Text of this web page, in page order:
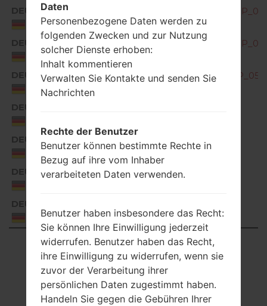
DEU
Germany
DEU
Germany
DEU
Germany
DEU
DEU
Germany
G850EMW30c_00_0908.kdz
DEU
G850EMW30e_00_1103.kdz
DEU
Germany
G850EMW30f_00_0114.kdz
Showing 1 to 50 of 143 entries
Previous 1 2 3
Daten
Personenbezogene Daten werden zu
folgenden Zwecken und zur Nutzung
solcher Dienste erhoben:
Inhalt kommentieren
Verwalten Sie Kontakte und senden Sie
Nachrichten
Rechte der Benutzer
Benutzer können bestimmte Rechte in
Bezug auf ihre vom Inhaber
verarbeiteten Daten verwenden.
Benutzer haben insbesondere das Recht:
Sie können Ihre Einwilligung jederzeit
widerrufen. Benutzer haben das Recht,
ihre Einwilligung zu widerrufen, wenn sie
zuvor der Verarbeitung ihrer
persönlichen Daten zugestimmt haben.
Handeln Sie gegen die Gebühren Ihrer